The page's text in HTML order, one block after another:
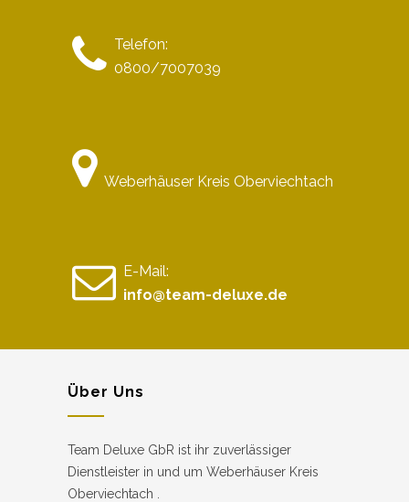
Telefon:
0800/7007039
Weberhäuser Kreis Oberviechtach
E-Mail:
info@team-deluxe.de
Über Uns
Team Deluxe GbR ist ihr zuverlässiger
Dienstleister in und um Weberhäuser Kreis
Oberviechtach .